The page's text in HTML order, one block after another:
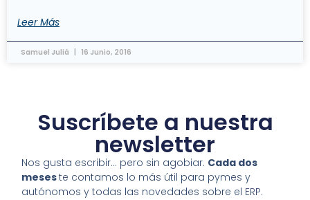
Leer Más
Samuel Juliá 16 Junio, 2016
Suscríbete a nuestra
newsletter
Nos gusta escribir… pero sin agobiar. Cada dos
meseste contamos lo más útil para pymes y
autónomos y todas las novedades sobre el ERP.